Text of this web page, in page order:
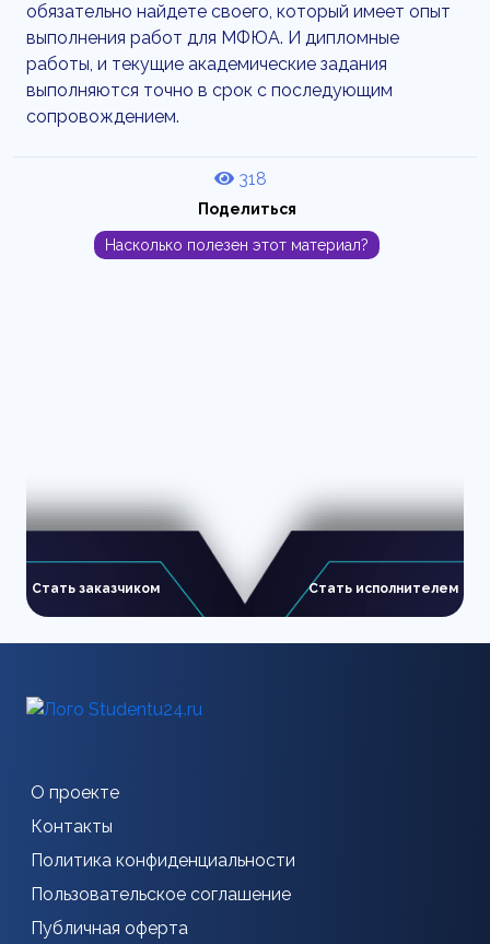
обязательно найдете своего, который имеет опыт
выполнения работ для МФЮА. И дипломные
работы, и текущие академические задания
выполняются точно в срок с последующим
сопровождением.
318
Поделиться
Насколько полезен этот материал?
Стать заказчиком Стать исполнителем
О проекте
Контакты
Политика конфиденциальности
Пользовательское соглашение
Публичная оферта